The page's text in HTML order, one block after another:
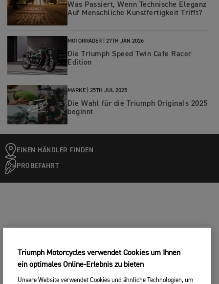
Was Passiert, Wenn Technische Eleganz
Auf Menschliche Kunstfertigkeit Trifft?
MOTORRÄDER | 27TH JÄN 2026
Die Triumph Speed Twin Cafe Racer
Edition
MARKE | 25TH JUL 2025
Die Wahl für die Triumph Originals 2025
beginnt
EINEN HÄNDLER FINDEN
PROBEFAHRT
Triumph Motorcycles verwendet Cookies um Ihnen
ein optimales Online-Erlebnis zu bieten
Unsere Website verwendet Cookies und ähnliche Technologien, um